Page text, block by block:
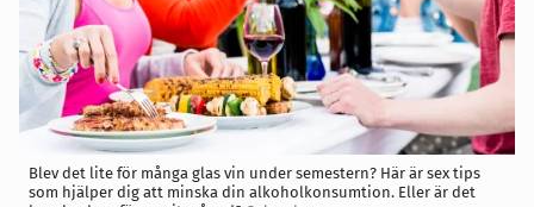
Blev det lite för många glas vin under semestern? Här är sex tips
som hjälper dig att minska din alkoholkonsumtion. Eller är det